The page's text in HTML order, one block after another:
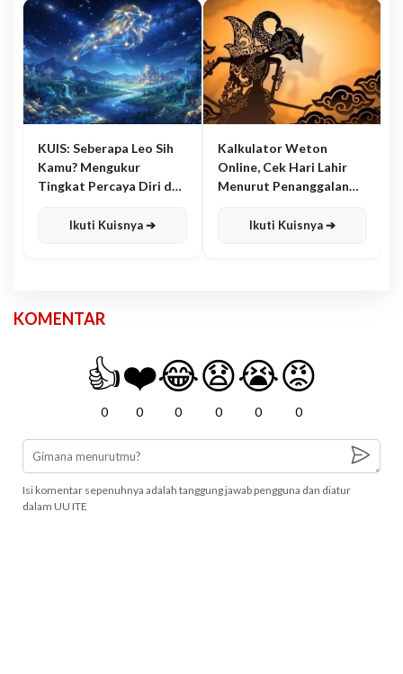
KUIS: Seberapa Leo Sih
Kamu? Mengukur
Tingkat Percaya Diri dan
Ikuti Kuisnya ➔
Kalkulator Weton
Online, Cek Hari Lahir
Menurut Penanggalan
Ikuti Kuisnya ➔
KOMENTAR
👍
0
❤️
0
😂
0
😧
0
😭
0
😡
0
Isi komentar sepenuhnya adalah tanggung jawab pengguna dan diatur
dalam UU ITE